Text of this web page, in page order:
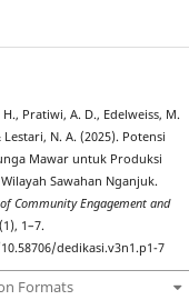
Pratiwi, A. D., Edelweiss, M.
Lestari, N. A. (2025). Potensi
Mawar untuk Produksi
Sawahan Nganjuk.
Community Engagement and
(1), 1–7.
dedikasi.v3n1.p1-7
Formats